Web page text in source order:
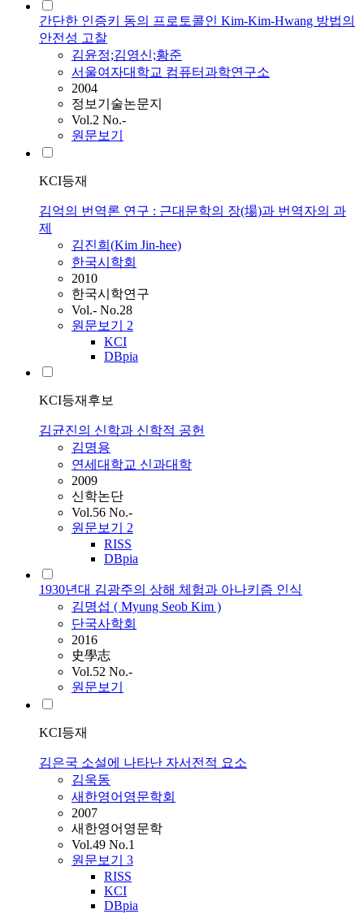
간단한 인증키 동의 프로토콜인 Kim-Kim-Hwang 방법의
안전성 고찰
김윤정;김영신;황준
서울여자대학교 컴퓨터과학연구소
2004
정보기술논문지
Vol.2 No.-
원문보기
KCI등재
김억의 번역론 연구 : 근대문학의 장(場)과 번역자의 과
제
김진희(Kim Jin-hee)
한국시학회
2010
한국시학연구
Vol.- No.28
원문보기 2
KCI
DBpia
KCI등재후보
김균진의 신학과 신학적 공헌
김명용
연세대학교 신과대학
2009
신학논단
Vol.56 No.-
원문보기 2
RISS
DBpia
1930년대 김광주의 상해 체험과 아나키즘 인식
김명섭 ( Myung Seob Kim )
단국사학회
2016
史學志
Vol.52 No.-
원문보기
KCI등재
김은국 소설에 나타난 자서전적 요소
김욱동
새한영어영문학회
2007
새한영어영문학
Vol.49 No.1
원문보기 3
RISS
KCI
DBpia